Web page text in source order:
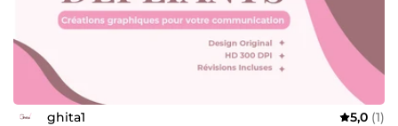
ghita1 5,0 (1)